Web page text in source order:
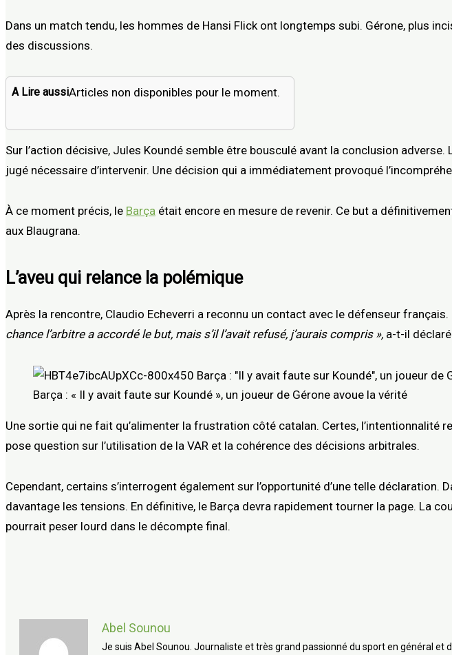
Dans un match tendu, les hommes de Hansi Flick ont longtemps subi. Gérone, plus
des discussions.
A Lire aussiArticles non disponibles pour le moment.
Sur l’action décisive, Jules Koundé semble être bousculé avant la conclusion adverse.
jugé nécessaire d’intervenir. Une décision qui a immédiatement provoqué
À ce moment précis, le Barça était encore en mesure de revenir. Ce but a
aux Blaugrana.
L’aveu qui relance la polémique
Après la rencontre, Claudio Echeverri a reconnu un contact avec le défenseur français.
chance l’arbitre a accordé le but, mais s’il l’avait refusé, j’aurais compris », a-t-il
Barça : « Il y avait faute sur Koundé », un joueur de Gérone avoue la vérité
Une sortie qui ne fait qu’alimenter la frustration côté catalan. Certes, l’intentionnalité
pose question sur l’utilisation de la VAR et la cohérence des décisions arbitrales.
Cependant, certains s’interrogent également sur l’opportunité d’une telle
davantage les tensions. En définitive, le Barça devra rapidement tourner la page. La
pourrait peser lourd dans le décompte final.
Abel Sounou
Je suis Abel Sounou. Journaliste et très grand passionné du sport en général